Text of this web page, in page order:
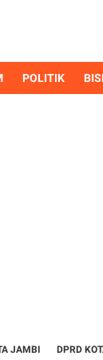
POLITIK
JAMBI DPRD